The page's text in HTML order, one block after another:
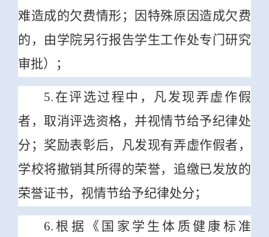
难造成的欠费情形；因特殊原因造成欠费
的，由学院另行报告学生工作处专门研究
审批）；
5.在评选过程中，凡发现弄虚作假
者，取消评选资格，并视情节给予纪律处
分；奖励表彰后，凡发现有弄虚作假者，
学校将撤销其所得的荣誉，追缴已发放的
荣誉证书，视情节给予纪律处分；
6.根据《国家学生体质健康标准